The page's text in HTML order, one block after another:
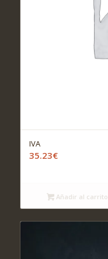
IVA
35.23€
Añadir al carrito